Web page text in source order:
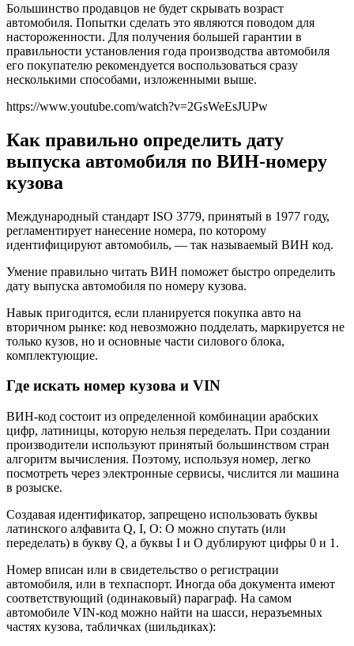
Большинство продавцов не будет скрывать возраст
автомобиля. Попытки сделать это являются поводом для
настороженности. Для получения большей гарантии в
правильности установления года производства автомобиля
его покупателю рекомендуется воспользоваться сразу
несколькими способами, изложенными выше.
https://www.youtube.com/watch?v=2GsWeEsJUPw
Как правильно определить дату
выпуска автомобиля по ВИН-номеру
кузова
Международный стандарт ISO 3779, принятый в 1977 году,
регламентирует нанесение номера, по которому
идентифицируют автомобиль, — так называемый ВИН код.
Умение правильно читать ВИН поможет быстро определить
дату выпуска автомобиля по номеру кузова.
Навык пригодится, если планируется покупка авто на
вторичном рынке: код невозможно подделать, маркируется не
только кузов, но и основные части силового блока,
комплектующие.
Где искать номер кузова и VIN
ВИН-код состоит из определенной комбинации арабских
цифр, латиницы, которую нельзя переделать. При создании
производители используют принятый большинством стран
алгоритм вычисления. Поэтому, используя номер, легко
посмотреть через электронные сервисы, числится ли машина
в розыске.
Создавая идентификатор, запрещено использовать буквы
латинского алфавита Q, I, O: O можно спутать (или
переделать) в букву Q, а буквы I и О дублируют цифры 0 и 1.
Номер вписан или в свидетельство о регистрации
автомобиля, или в техпаспорт. Иногда оба документа имеют
соответствующий (одинаковый) параграф. На самом
автомобиле VIN-код можно найти на шасси, неразъемных
частях кузова, табличках (шильдиках):